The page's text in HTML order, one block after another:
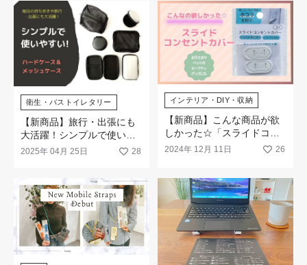
衛生・バストイレタリー
【新商品】旅行・出張にも
大活躍！シンプルで使いや
すい（ハードケース＆メッ
2025年 04月 25日 28
インテリア・DIY・収納
【新商品】こんな商品が欲
しかった☆「スライドコン
セントカバー」が新発売！
2024年 12月 11日 26